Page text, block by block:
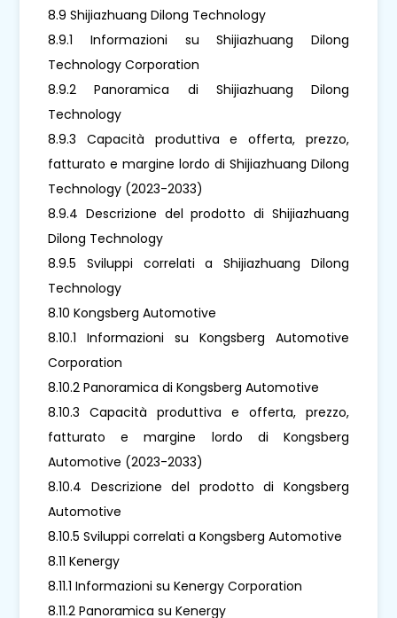
8.9 Shijiazhuang Dilong Technology
8.9.1 Informazioni su Shijiazhuang Dilong
Technology Corporation
8.9.2 Panoramica di Shijiazhuang Dilong
Technology
8.9.3 Capacità produttiva e offerta, prezzo,
fatturato e margine lordo di Shijiazhuang Dilong
Technology (2023-2033)
8.9.4 Descrizione del prodotto di Shijiazhuang
Dilong Technology
8.9.5 Sviluppi correlati a Shijiazhuang Dilong
Technology
8.10 Kongsberg Automotive
8.10.1 Informazioni su Kongsberg Automotive
Corporation
8.10.2 Panoramica di Kongsberg Automotive
8.10.3 Capacità produttiva e offerta, prezzo,
fatturato e margine lordo di Kongsberg
Automotive (2023-2033)
8.10.4 Descrizione del prodotto di Kongsberg
Automotive
8.10.5 Sviluppi correlati a Kongsberg Automotive
8.11 Kenergy
8.11.1 Informazioni su Kenergy Corporation
8.11.2 Panoramica su Kenergy